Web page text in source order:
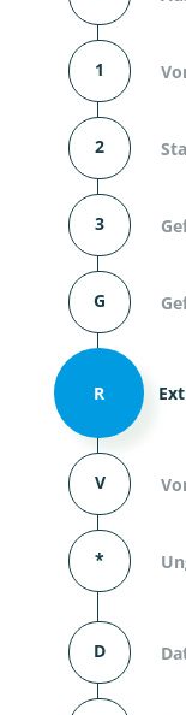
1
2
3
G
R
V
*
D